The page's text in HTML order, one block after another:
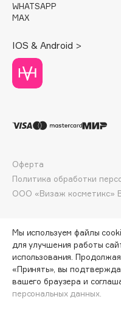
DARLING*
Davines
Deonica
Dessange
Dolce & Gabbana
Dorco
DP Daily Perfection
Dr. Vranjes Firenze
Dr.Ceuracle
Dr.Jart+
DSD de Luxe
Dyson
СООБЩИТЬ О
WHATSAPP
MAX
IOS & Android >
ООО «Визаж косметикс»
Оферта
Политика обработки
Мы используем файлы
для улучшения работы
использования.
«Принять», вы
вашего браузера и
персональных данных.